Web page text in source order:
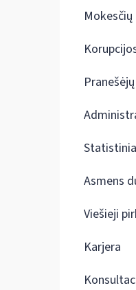
Asmens
Viešieji
Karjera